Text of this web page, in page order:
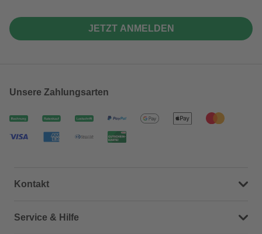
JETZT ANMELDEN
Unsere Zahlungsarten
Kontakt
Dein Kontakt zu uns
Service & Hilfe